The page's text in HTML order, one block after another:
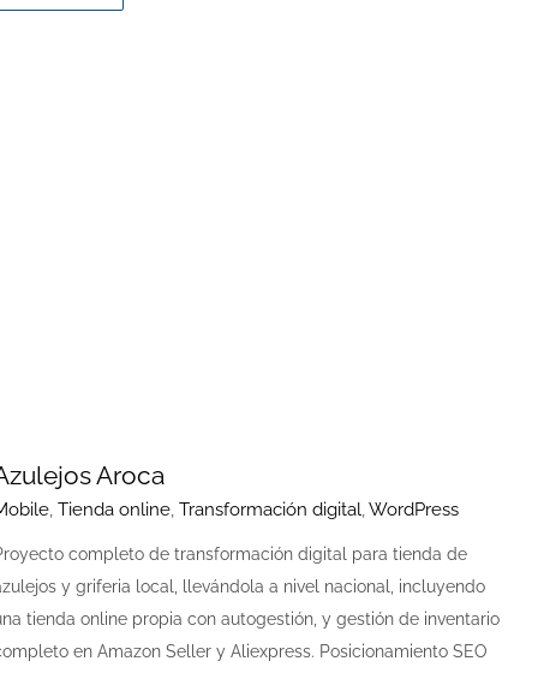
Aroca
, Tienda online, Transformación digital,WordPress
completo de transformación digital para tienda de
y griferia local, llevándola a nivel nacional, incluyendo
tienda online propia con autogestión, y gestión de inventario
en Amazon Seller y Aliexpress. Posicionamiento SEO